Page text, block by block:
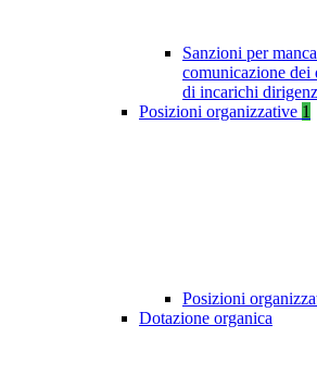
Sanzioni per
comunicazione dei
di incarichi
Posizioni organizzative 1
Posizioni
Dotazione organica